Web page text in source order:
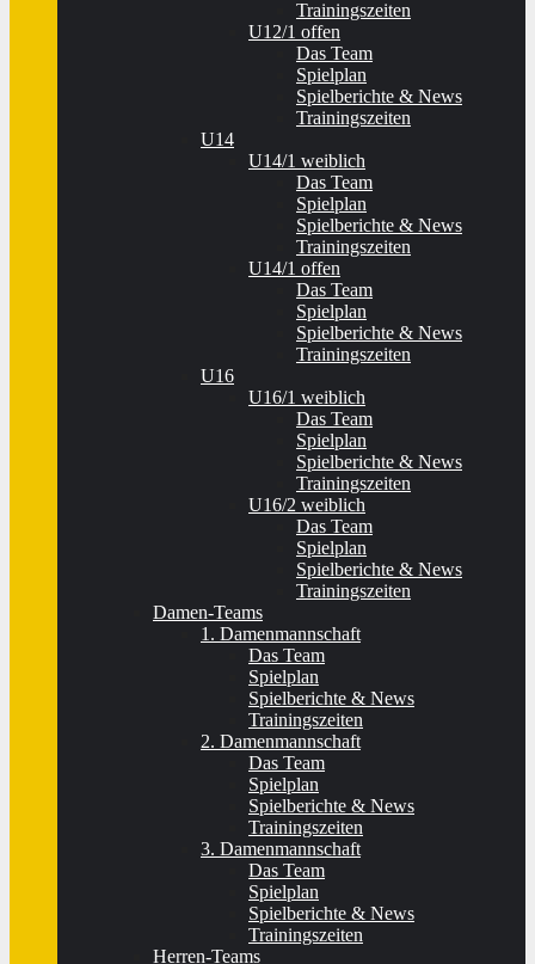
Trainingszeiten
U12/1 offen
Das Team
Spielplan
Spielberichte & News
Trainingszeiten
U14
U14/1 weiblich
Das Team
Spielplan
Spielberichte & News
Trainingszeiten
U14/1 offen
Das Team
Spielplan
Spielberichte & News
Trainingszeiten
U16
U16/1 weiblich
Das Team
Spielplan
Spielberichte & News
Trainingszeiten
U16/2 weiblich
Das Team
Spielplan
Spielberichte & News
Trainingszeiten
Damen-Teams
1. Damenmannschaft
Das Team
Spielplan
Spielberichte & News
Trainingszeiten
2. Damenmannschaft
Das Team
Spielplan
Spielberichte & News
Trainingszeiten
3. Damenmannschaft
Das Team
Spielplan
Spielberichte & News
Trainingszeiten
Herren-Teams